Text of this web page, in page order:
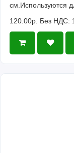
см.Используются
120.00р. Без НДС: